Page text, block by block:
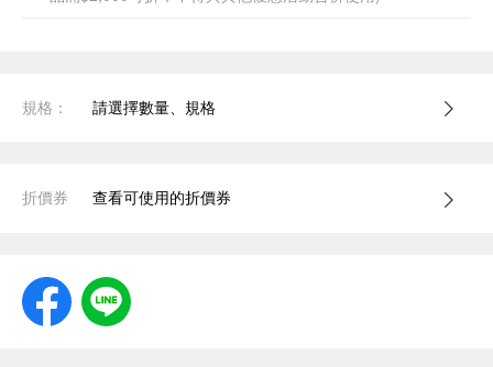
規格： 請選擇數量、規格
折價券 查看可使用的折價券